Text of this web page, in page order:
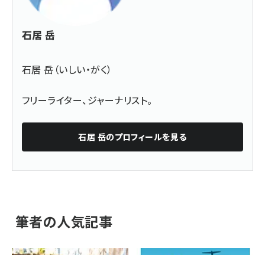
石居 岳
石居 岳（いしい・がく）
フリーライター、ジャーナリスト。
石居 岳のプロフィールを見る
筆者の人気記事